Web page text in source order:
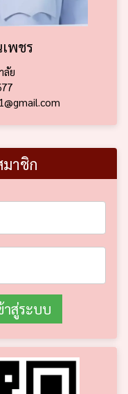
พชร
ลัย
าชิก